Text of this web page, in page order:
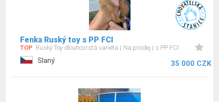
Fenka Ruský toy s PP FCI
TOP Ruský Toy dlouhosrstá varieta Na prodej s PP FCI
Slaný 35 000 CZK